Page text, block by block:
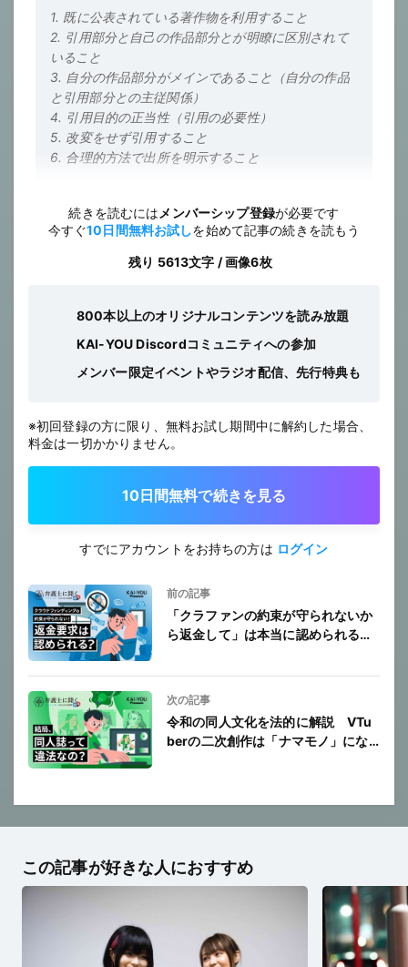
1. 既に公表されている著作物を利用すること
2. 引用部分と自己の作品部分とが明瞭に区別されて
いること
3. 自分の作品部分がメインであること（自分の作品
と引用部分との主従関係）
4. 引用目的の正当性（引用の必要性）
5. 改変をせず引用すること
6. 合理的方法で出所を明示すること
続きを読むには メンバーシップ登録が必要です
今すぐ10日間無料お試しを始めて記事の続きを読もう
残り 5613文字 / 画像6枚
800本以上のオリジナルコンテンツを読み放題
KAI-YOU Discordコミュニティへの参加
メンバー限定イベントやラジオ配信、先行特典も
※初回登録の方に限り、無料お試し期間中に解約した場合、
料金は一切かかりません。
10日間無料で続きを見る
すでにアカウントをお持ちの方は ログイン
前の記事
「クラファンの約束が守られないか
ら返金して」は本当に認められる？
が解説
次の記事
令和の同人文化を法的に解説 VTu
berの二次創作は「ナマモノ」にな
この記事が好きな人におすすめ